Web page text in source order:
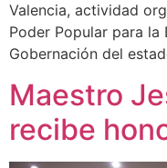
Valencia, actividad
Poder Popular para
Gobernación del
Maestro
recibe